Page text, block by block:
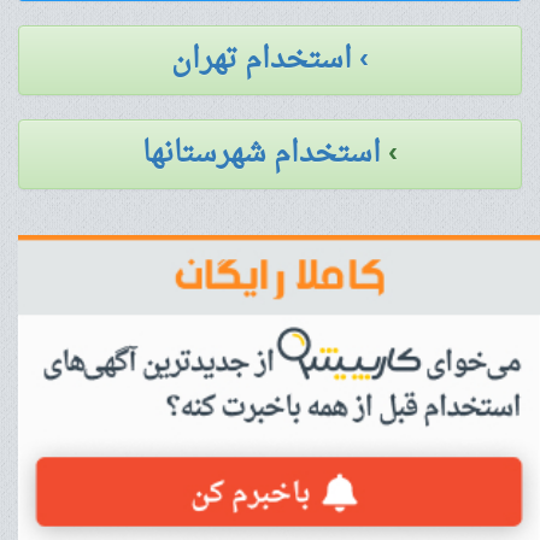
› استخدام تهران
›استخدام شهرستانها